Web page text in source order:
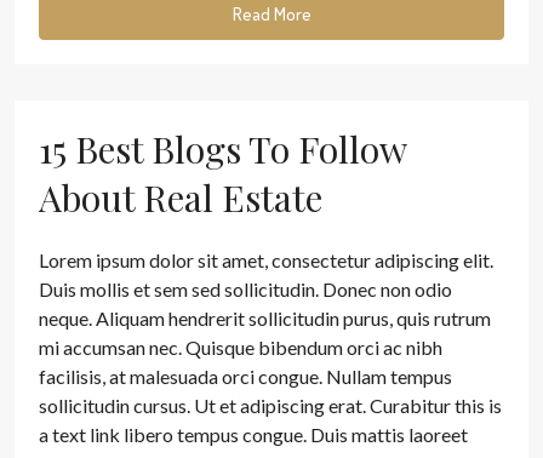
Read More
15 Best Blogs To Follow
About Real Estate
Lorem ipsum dolor sit amet, consectetur adipiscing elit.
Duis mollis et sem sed sollicitudin. Donec non odio
neque. Aliquam hendrerit sollicitudin purus, quis rutrum
mi accumsan nec. Quisque bibendum orci ac nibh
facilisis, at malesuada orci congue. Nullam tempus
sollicitudin cursus. Ut et adipiscing erat. Curabitur this is
a text link libero tempus congue. Duis mattis laoreet